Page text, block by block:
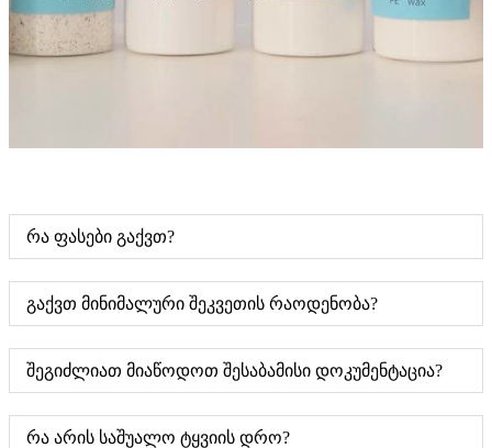
რა ფასები გაქვთ?
გაქვთ მინიმალური შეკვეთის რაოდენობა?
შეგიძლიათ მიაწოდოთ შესაბამისი დოკუმენტაცია?
რა არის საშუალო ტყვიის დრო?